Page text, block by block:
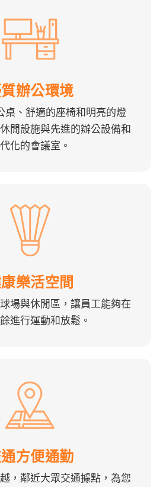
辦公環境
桌、舒適的座椅和明亮的燈
閒設施與先進的辦公設備和
化的會議室。
樂活空間
場與休閒區，讓員工能夠在
進行運動和放鬆。
方便通勤
，鄰近大眾交通據點，為您